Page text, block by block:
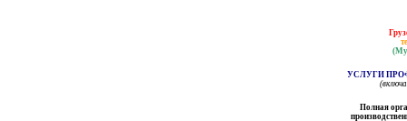
УСЛУГИ
Полная